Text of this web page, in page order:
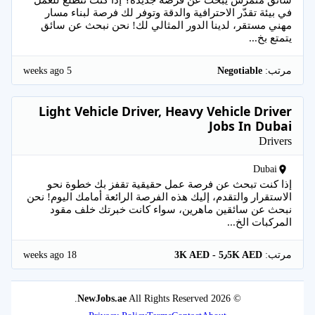
في بيئة تقدّر الاحترافية والدقة وتوفر لك فرصة لبناء مسار
مهني مستقر، لدينا الدور المثالي لك! نحن نبحث عن سائق
يتمتع بخ...
مرتب: 5 weeks ago
Light Vehicle Driver, Heavy Vehicle Driver
Jobs In Dubai
Drivers
Dubai
إذا كنت تبحث عن فرصة عمل حقيقية تقفز بك خطوة نحو
الاستقرار والتقدم، إليك هذه الفرصة الرائعة أمامك اليوم! نحن
نبحث عن سائقين ماهرين، سواء كانت خبرتك خلف مقود
المركبات الخ...
مرتب: 18 weeks ago
© 2026
NewJobs.aeAll Rights Reserved.